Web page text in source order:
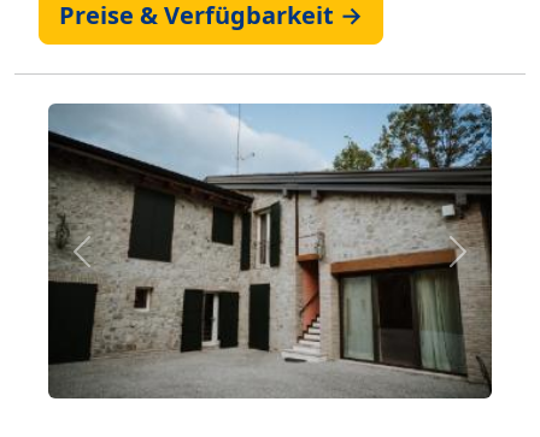
Preise & Verfügbarkeit →
Zurück Weiter